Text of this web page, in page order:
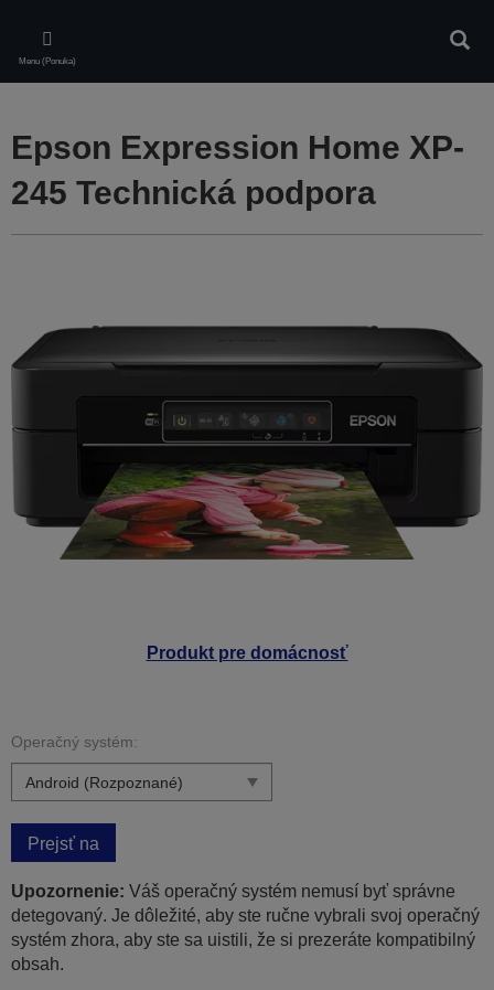
main
content
Menu (Ponuka)
Produkt pre domácnosť
Epson Expression Home XP-
245 Technická podpora
Operačný systém:
Prejsť na
Upozornenie: Váš operačný systém nemusí byť správne
detegovaný. Je dôležité, aby ste ručne vybrali svoj operačný
systém zhora, aby ste sa uistili, že si prezeráte kompatibilný
obsah.